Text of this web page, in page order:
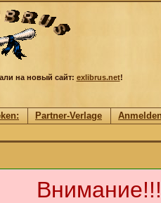
на новый сайт: exlibrus.net!
Partner-Verlage
Внимание!!!